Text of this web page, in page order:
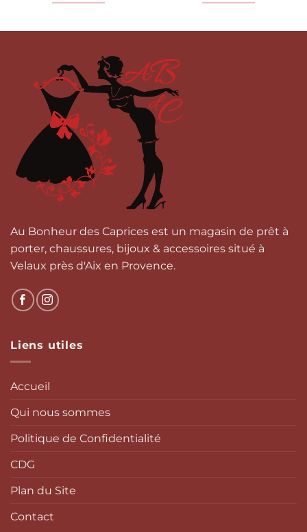
Au Bonheur des Caprices est un magasin de prêt à
porter, chaussures, bijoux & accessoires situé à
Velaux près d'Aix en Provence.
Liens utiles
Accueil
Qui nous sommes
Politique de Confidentialité
CDG
Plan du Site
Contact